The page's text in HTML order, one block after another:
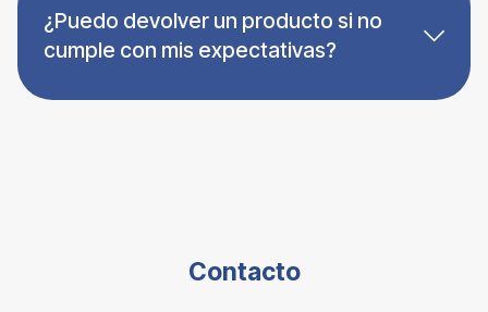
¿Puedo devolver un producto si no
cumple con mis expectativas?
Contacto